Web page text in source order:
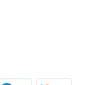
cam kết cung cấp
đi kèm nhiều
hàng tiết kiệm chi